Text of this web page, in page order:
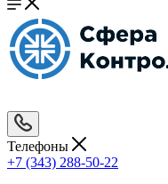
Телефоны
+7 (343) 288-50-22